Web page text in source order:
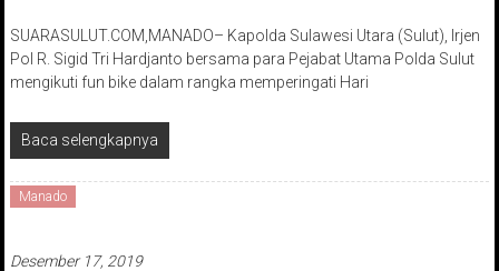
SUARASULUT.COM,MANADO– Kapolda Sulawesi Utara (Sulut), Irjen
Pol R. Sigid Tri Hardjanto bersama para Pejabat Utama Polda Sulut
mengikuti fun bike dalam rangka memperingati Hari
Baca selengkapnya
Manado
Desember 17, 2019